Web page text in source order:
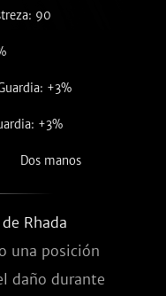
90
+3%
+3%
Dos manos
Rhada
una posición
daño durante